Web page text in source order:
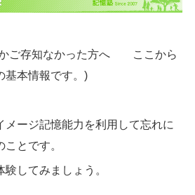
かご存知なかった方へ ここから
基本情報です。)
メージ記憶能力を利用して忘れに
とです。
してみましょう。